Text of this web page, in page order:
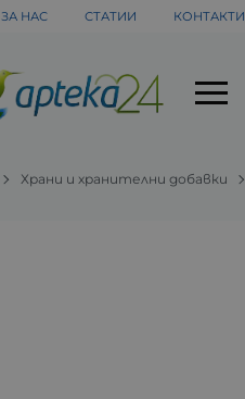
ЗА НАС СТАТИИ КОНТАКТИ
Храни и хранителни добавки